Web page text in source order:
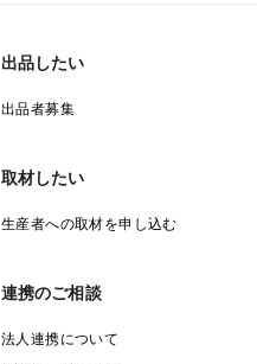
出品したい
出品者募集
取材したい
生産者への取材を申し込む
連携のご相談
法人連携について